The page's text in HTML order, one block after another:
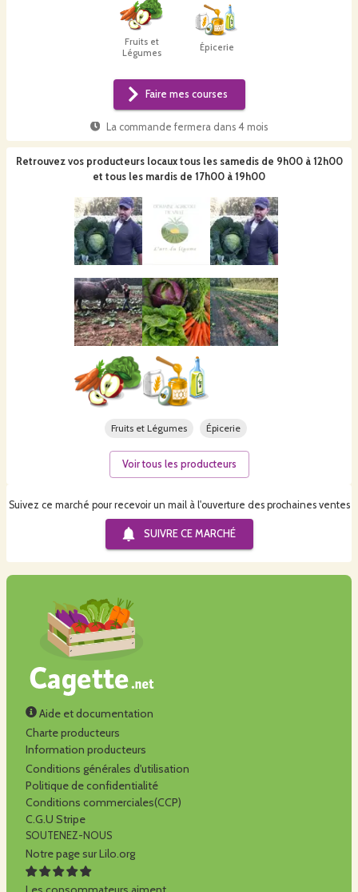
Fruits et
Légumes
Épicerie
Faire mes courses
La commande fermera dans4 mois
Suivez ce marché pour recevoir un mail à l'ouverture des prochaines ventes
SUIVRE CE MARCHÉ
Retrouvez vos producteurs locaux tous les samedis de 9h00 à 12h00
et tous les mardis de 17h00 à 19h00
Fruits et Légumes Épicerie
Voir tous les producteurs
Aide et documentation
Charte producteurs
Information producteurs
Conditions générales d'utilisation
Politique de confidentialité
Conditions commerciales(CCP)
C.G.U Stripe
SOUTENEZ-NOUS
Notre page sur Lilo.org